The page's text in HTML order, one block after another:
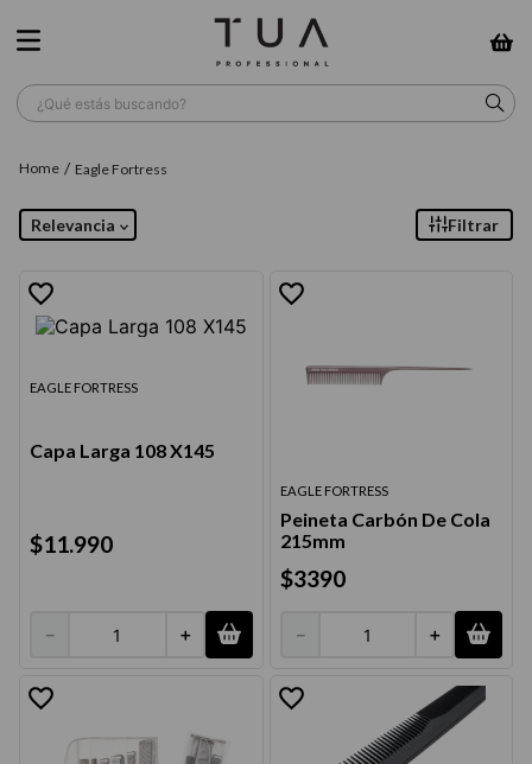
¿Qué estás buscando?
Eagle Fortress
Relevancia Filtrar
EAGLE FORTRESS
Capa Larga 108 X145
$11.990
＋
－
EAGLE FORTRESS
Peineta Carbón De Cola
215mm
$3390
＋
－
TÉRMINOS MÁS BUSCADOS
1. wella
4. shampoo
5 .
7. secador
9. acondicionador